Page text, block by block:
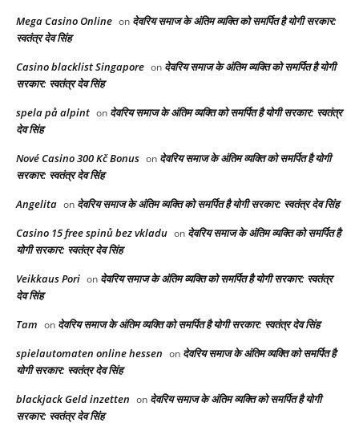
Mega Casino Online on देवरिय समाज के अंतिम व्यक्ति को समर्पित है योगी सरकार:
स्वतंत्र देव सिंह
Casino blacklist Singapore on देवरिय समाज के अंतिम व्यक्ति को समर्पित है योगी
सरकार: स्वतंत्र देव सिंह
spela på alpint on देवरिय समाज के अंतिम व्यक्ति को समर्पित है योगी सरकार: स्वतंत्र
देव सिंह
Nové Casino 300 Kč Bonus on देवरिय समाज के अंतिम व्यक्ति को समर्पित है योगी
सरकार: स्वतंत्र देव सिंह
Angelita on देवरिय समाज के अंतिम व्यक्ति को समर्पित है योगी सरकार: स्वतंत्र देव सिंह
Casino 15 free spinů bez vkladu on देवरिय समाज के अंतिम व्यक्ति को समर्पित है
योगी सरकार: स्वतंत्र देव सिंह
Veikkaus Pori on देवरिय समाज के अंतिम व्यक्ति को समर्पित है योगी सरकार: स्वतंत्र
देव सिंह
Tam on देवरिय समाज के अंतिम व्यक्ति को समर्पित है योगी सरकार: स्वतंत्र देव सिंह
spielautomaten online hessen on देवरिय समाज के अंतिम व्यक्ति को समर्पित है
योगी सरकार: स्वतंत्र देव सिंह
blackjack Geld inzetten on देवरिय समाज के अंतिम व्यक्ति को समर्पित है योगी
सरकार: स्वतंत्र देव सिंह